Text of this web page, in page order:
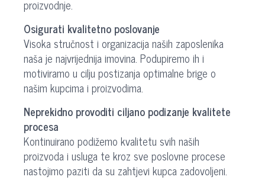
proizvodnje.
Osigurati kvalitetno poslovanje
Visoka stručnost i organizacija naših zaposlenika
naša je najvrijednija imovina. Podupiremo ih i
motiviramo u cilju postizanja optimalne brige o
našim kupcima i proizvodima.
Neprekidno provoditi ciljano podizanje kvalitete
procesa
Kontinuirano podižemo kvalitetu svih naših
proizvoda i usluga te kroz sve poslovne procese
nastojimo paziti da su zahtjevi kupca zadovoljeni.